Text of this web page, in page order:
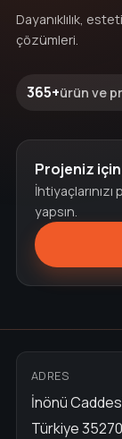
Dayanıklılık,
çözümleri.
365+ürün ve
Projeniz için
yapsın.
ADRES
İnönü
Türkiye 35270